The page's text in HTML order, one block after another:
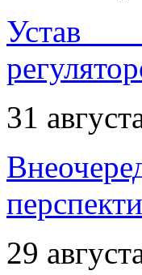
Устав
31
29